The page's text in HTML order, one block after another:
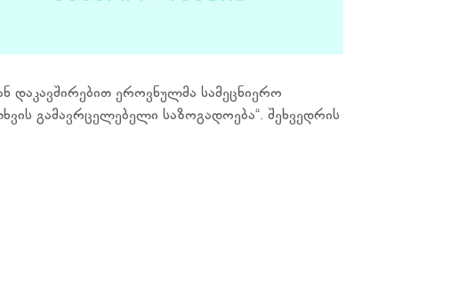
დაკავშირებით ეროვნულმა სამეცნიერო
გამავრცელებელი საზოგადოება“. შეხვედრის